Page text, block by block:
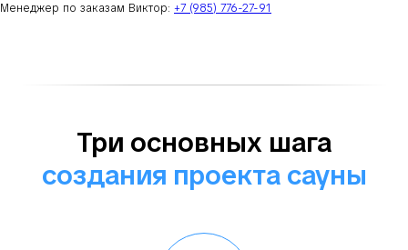
Менеджер по заказам Виктор: +7 (985) 776-27-91
Три основных шага
создания проекта сауны